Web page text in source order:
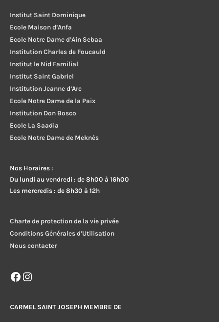
Institut Saint Dominique
Ecole Maison d’Anfa
Ecole Notre Dame d’Ain Sebaa
Institution Charles de Foucauld
Institut le Nid Familial
Institut Saint Gabriel
Institution Jeanne d’Arc
Ecole Notre Dame de la Paix
Institution Don Bosco
Ecole La Saadia
Ecole Notre Dame de Meknès
Nos Horaires :
Du lundi au vendredi : de 8h00 à 16h00
Les mercredis : de 8h30 à 12h
Charte de protection de la vie privée
Conditions Générales d’Utilisation
Nous contacter
Facebook
Instagram
CARMEL SAINT JOSEPH MEMBRE DE